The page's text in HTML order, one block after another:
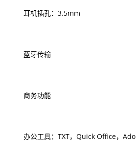
耳机插孔：3.5mm
蓝牙传输
商务功能
办公工具：TXT，Quick Office，